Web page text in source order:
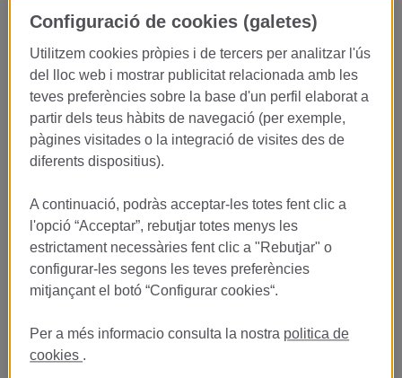
Configuració de cookies (galetes)
Utilitzem cookies pròpies i de tercers per analitzar l'ús
del lloc web i mostrar publicitat relacionada amb les
teves preferències sobre la base d'un perfil elaborat a
partir dels teus hàbits de navegació (per exemple,
pàgines visitades o la integració de visites des de
diferents dispositius).
A continuació, podràs acceptar-les totes fent clic a
l'opció “Acceptar”, rebutjar totes menys les
estrictament necessàries fent clic a "Rebutjar" o
configurar-les segons les teves preferències
mitjançant el botó “Configurar cookies“.
Per a més informacio consulta la nostra politica de
cookies .